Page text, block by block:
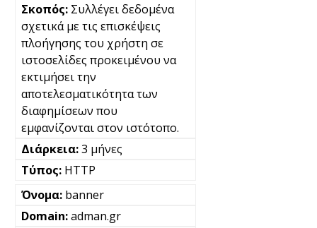
Συλλέγει δεδομένα
σχετικά με τις επισκέψεις
πλοήγησης του χρήστη σε
ιστοσελίδες προκειμένου να
εκτιμήσει την
αποτελεσματικότητα των
διαφημίσεων που
εμφανίζονται στον ιστότοπο.
3 μήνες
HTTP
banner
adman.gr